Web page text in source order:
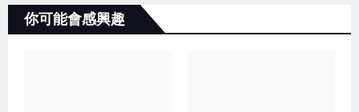
你可能會感興趣